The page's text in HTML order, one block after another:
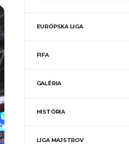
EURÓPSKA LIGA
FIFA
GALÉRIA
HISTÓRIA
LIGA MAJSTROV